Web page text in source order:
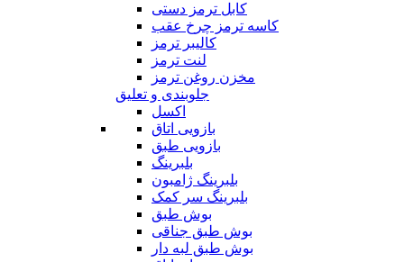
کابل ترمز دستی
کاسه ترمز چرخ عقب
کالیبر ترمز
لنت ترمز
مخزن روغن ترمز
جلوبندی و تعلیق
اکسل
بازویی اتاق
بازویی طبق
بلبرینگ
بلبرینگ ژامبون
بلبرینگ سر کمک
بوش طبق
بوش طبق جناقی
بوش طبق لبه دار